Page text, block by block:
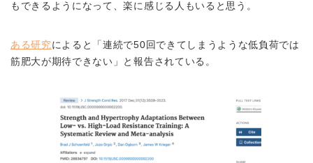
もできるようになって、楽に感じる人もいると思う。
ある研究によると「連続で50回できてしまうような低負荷では
筋肥大が期待できない」と報告されている。